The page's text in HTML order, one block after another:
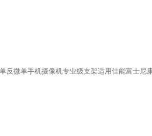
反微单手机摄像机专业级支架适用佳能富士尼